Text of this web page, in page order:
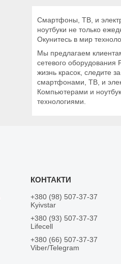
Смартфоны, ТВ, и
ноутбуки не только
Окунитесь в мир
Мы предлагаем
сетевого
жизнь красок, следите
смартфонами, ТВ, и
Компьютерами и
технологиями.
+380 (98) 507-37-37
Kyivstar
+380 (93) 507-37-37
Lifecell
+380 (66) 507-37-37
Viber/Telegram